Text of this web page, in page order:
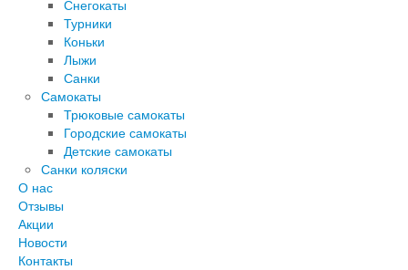
Снегокаты
Турники
Коньки
Лыжи
Санки
Самокаты
Трюковые самокаты
Городские самокаты
Детские самокаты
Санки коляски
О нас
Отзывы
Акции
Новости
Контакты